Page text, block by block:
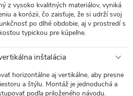
z vysoko kvalitných materiálov, vyniká
a korózii, čo zaisťuje, že si udrží svoj
po dlhé obdobie, aj v prostredí s
typickou pre kúpeľne.
inštalácia
horizontálne aj vertikálne, aby presne
a štýlu. Montáž je jednoduchá a
podľa priloženého návodu.